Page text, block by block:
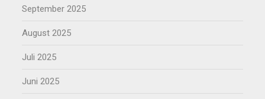
September 2025
August 2025
Juli 2025
Juni 2025